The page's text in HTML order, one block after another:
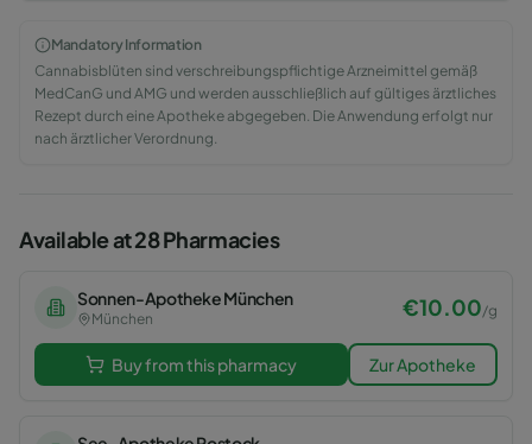
Mandatory Information
Cannabisblüten sind verschreibungspflichtige Arzneimittel gemäß
MedCanG und AMG und werden ausschließlich auf gültiges ärztliches
Rezept durch eine Apotheke abgegeben. Die Anwendung erfolgt nur
nach ärztlicher Verordnung.
Available at 28 Pharmacies
Sonnen-Apotheke München
München €10.00/g
Buy from this pharmacy Zur Apotheke